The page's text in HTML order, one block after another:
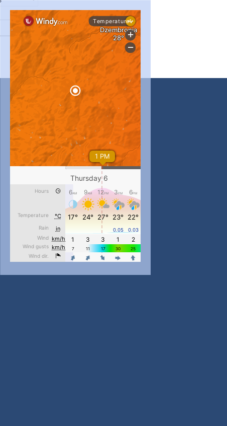
#PipIvanToday...
pimrec_project
#PipIvanToday...
pimrec_project